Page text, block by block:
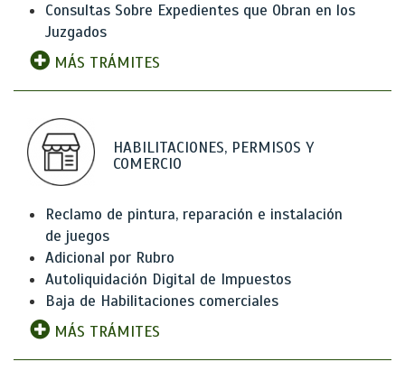
Consultas Sobre Expedientes que Obran en los
Juzgados
MÁS TRÁMITES
HABILITACIONES, PERMISOS Y
COMERCIO
Reclamo de pintura, reparación e instalación
de juegos
Adicional por Rubro
Autoliquidación Digital de Impuestos
Baja de Habilitaciones comerciales
MÁS TRÁMITES